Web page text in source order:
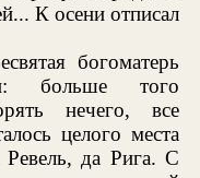
К осени отписал
богоматерь
больше того
нечего, все
целого места
да Рига. С